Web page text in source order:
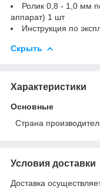
Ролик 0,8 - 1,0 мм
аппарат) 1 шт
Инструкция по
Скрыть
Характеристики
Основные
Страна
Условия доставки
Доставка